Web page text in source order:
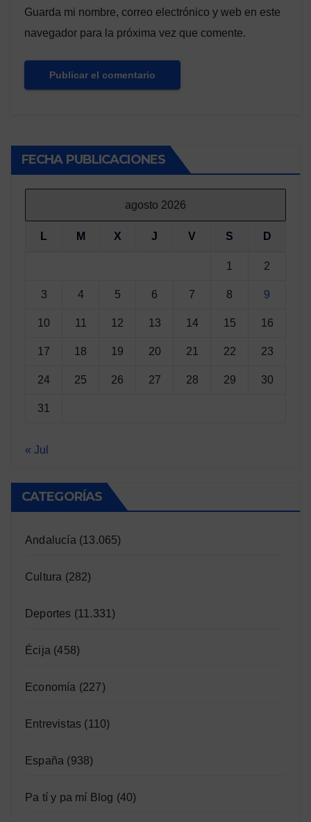
Guarda mi nombre, correo electrónico y web en este
navegador para la próxima vez que comente.
FECHA PUBLICACIONES
agosto 2026
L M X J V S D
1 2
3 4 5 6 7 8 9
10 11 12 13 14 15 16
17 18 19 20 21 22 23
24 25 26 27 28 29 30
31
« Jul
CATEGORÍAS
Andalucía (13.065)
Cultura (282)
Deportes (11.331)
Écija (458)
Economía (227)
Entrevistas (110)
España (938)
Pa tí y pa mí Blog (40)